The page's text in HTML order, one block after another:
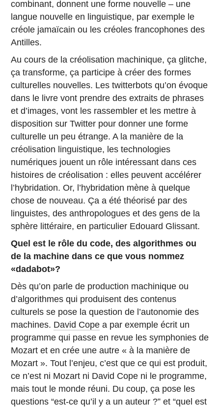
combinant, donnent une forme nouvelle – une
langue nouvelle en linguistique, par exemple le
créole jamaïcain ou les créoles francophones des
Antilles.
Au cours de la créolisation machinique, ça glitche,
ça transforme, ça participe à créer des formes
culturelles nouvelles. Les twitterbots qu’on évoque
dans le livre vont prendre des extraits de phrases
et d’images, vont les rassembler et les mettre à
disposition sur Twitter pour donner une forme
culturelle un peu étrange. A la manière de la
créolisation linguistique, les technologies
numériques jouent un rôle intéressant dans ces
histoires de créolisation : elles peuvent accélérer
l’hybridation. Or, l’hybridation mène à quelque
chose de nouveau. Ça a été théorisé par des
linguistes, des anthropologues et des gens de la
sphère littéraire, en particulier Edouard Glissant.
Quel est le rôle du code, des algorithmes ou
de la machine dans ce que vous nommez
«dadabot»?
Dès qu’on parle de production machinique ou
d’algorithmes qui produisent des contenus
culturels se pose la question de l’autonomie des
machines. David Cope a par exemple écrit un
programme qui passe en revue les symphonies de
Mozart et en crée une autre « à la manière de
Mozart ». Tout l’enjeu, c’est que ce qui est produit,
ce n’est ni Mozart ni David Cope ni le programme,
mais tout le monde réuni. Du coup, ça pose les
questions “est-ce qu’il y a un auteur ?” et “quel est